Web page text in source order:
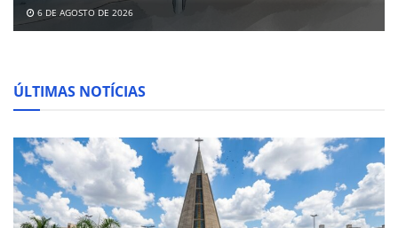
6 DE AGOSTO DE 2026
ÚLTIMAS NOTÍCIAS